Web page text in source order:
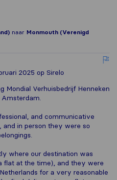
naar Monmouth (Verenigd
2025 op Sirelo
Mondial Verhuisbedrijf Henneken
and communicative
and in person they were so
where our destination was
flat at the time), and they were
for a very reasonable